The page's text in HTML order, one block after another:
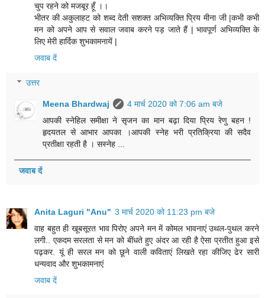
चुप रहने को मजबूर हूँ ।।
भीतर की अकुलाहट को शब्द देती सशक्त अभिव्यक्ति प्रिय मीना जी |कभी कभी
मन को अपने आप से सवाल जवाब करने पड़ जाते हैं | भावपूर्ण अभिव्यक्ति के
लिए मेरी हार्दिक शुभकामनायें |
जवाब दें
उत्तर
Meena Bhardwaj
4 मार्च 2020 को 7:06 am बजे
आपकी स्नेहिल समीक्षा ने सृजन का मान बढ़ा दिया प्रिय रेणु बहन !
हृदयतल से आभार आपका ।आपकी स्नेह भरी प्रतिक्रिया की सदैव
प्रतीक्षा रहती है । सस्नेह ...
जवाब दें
Anita Laguri "Anu" 3 मार्च 2020 को 11:23 pm बजे
वाह बहुत ही खूबसूरत भाव पिरोए अपने मन में कोमल भावनाएं उथल-पुथल करने
लगी.. एकदम सरलता से मन को बींधते हुए अंदर आ रही है ऐसा प्रतीत हुआ इसे
पढ़कर. यूं ही सरल मन को छूने वाली कविताएं लिखते रहा कीजिए ढेर सारी
धन्यवाद और शुभकामनाएं
जवाब दें